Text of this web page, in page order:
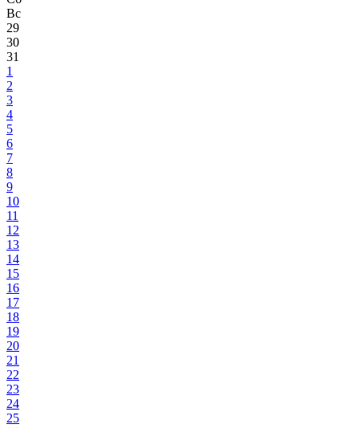
Вс
29
30
31
1
2
3
4
5
6
7
8
9
10
11
12
13
14
15
16
17
18
19
20
21
22
23
24
25